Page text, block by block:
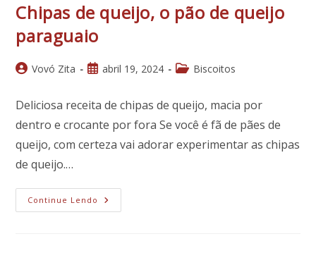
Chipas de queijo, o pão de queijo
paraguaio
Autor
post:
Vovó Zita
Postabril 19, 2024
Categoria
post:
Biscoitos
Deliciosa receita de chipas de queijo, macia por
dentro e crocante por fora Se você é fã de pães de
queijo, com certeza vai adorar experimentar as chipas
de queijo.…
Continue Lendo Chipas
De